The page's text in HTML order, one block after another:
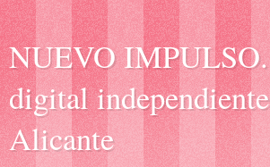
NUEVO
digital
Alicante